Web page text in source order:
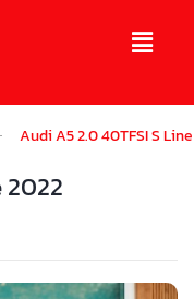
Audi A5 2.0 40TFSI S
2022